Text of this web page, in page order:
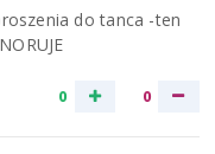
do tanca -ten
0 0